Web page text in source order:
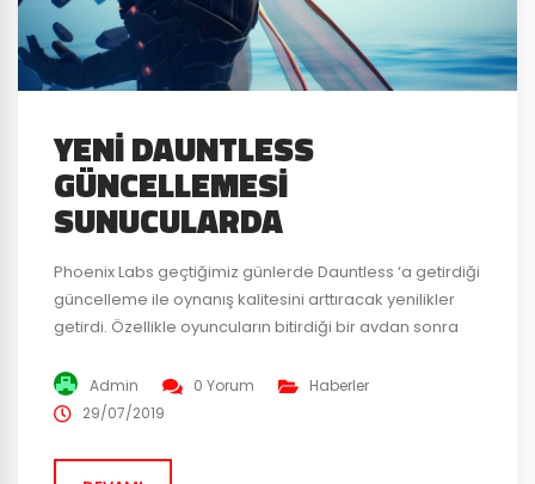
YENI DAUNTLESS
GÜNCELLEMESI
SUNUCULARDA
Phoenix Labs geçtiğimiz günlerde Dauntless ‘a getirdiği
güncelleme ile oynanış kalitesini arttıracak yenilikler
getirdi. Özellikle oyuncuların bitirdiği bir avdan sonra
ekledi. Ayrıca oyuncular kazanabilecekleri Behemoth
ganimetlerini gemideyken görebilecek. Oyuncuların
FOV(Field of View) ayarına kadar bir çok yenilik getiren
Admin 0 Yorum
Haberler
29/07/2019